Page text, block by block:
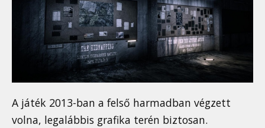
A játék 2013-ban a felső harmadban végzett
volna, legalábbis grafika terén biztosan.